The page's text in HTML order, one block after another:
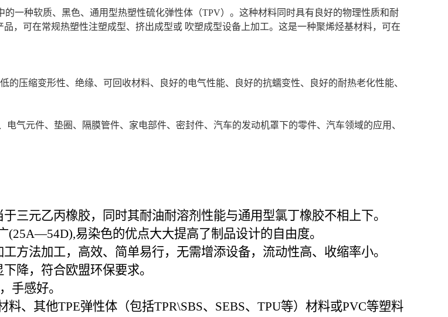
一种软质、黑色、通用型热塑性硫化弹性体（TPV）。这种材料同时具有良好的物理性质和耐
，可在常规热塑性注塑成型、挤出成型或 吹塑成型设备上加工。这是一种聚烯烃基材料，可在
的压缩变形性、绝缘、可回收材料、良好的电气性能、良好的抗蠕变性、良好的耐热老化性能、
气元件、垫圈、隔膜管件、家电部件、密封件、汽车的发动机罩下的零件、汽车领域的应用、
三元乙丙橡胶，同时其耐油耐溶剂性能与通用型氯丁橡胶不相上下。
易染色的优点大大提高了制品设计的自由度。
方法加工，高效、简单易行，无需增添设备，流动性高、收缩率小。
降，符合欧盟环保要求。
手感好。
、其他TPE弹性体（包括TPR\SBS、SEBS、TPU等）材料或PVC等塑料